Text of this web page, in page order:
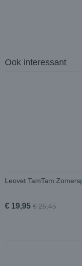
Ook interessant
Leovet TamTam
€ 19,95 € 25,45